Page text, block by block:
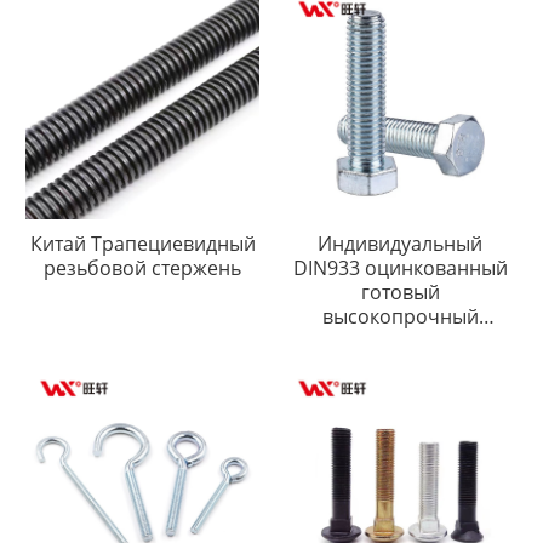
Китай Трапециевидный
резьбовой стержень
Индивидуальный
DIN933 оцинкованный
готовый
высокопрочный